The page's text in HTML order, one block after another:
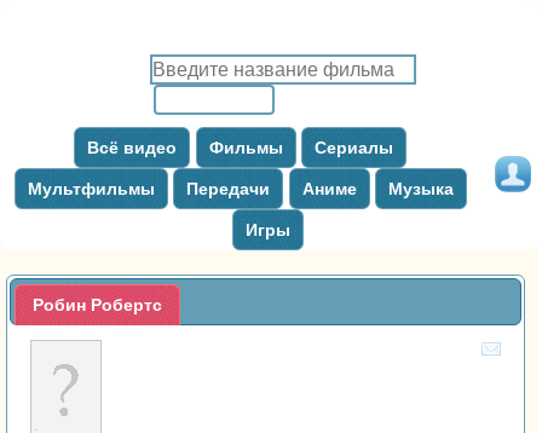
Всё видео Фильмы Сериалы
Мультфильмы Передачи Аниме Музыка
Игры
Робин Робертс